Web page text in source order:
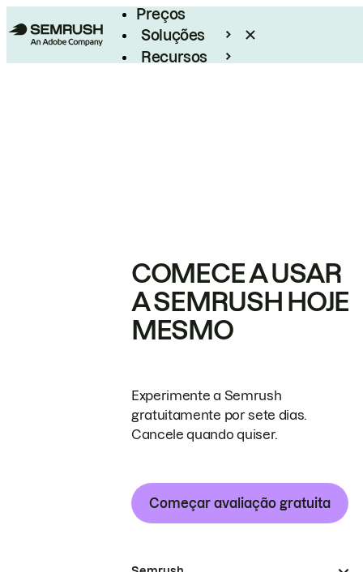
Preços
Soluções
Recursos
COMECE A USAR
A SEMRUSH HOJE
MESMO
Experimente a Semrush
gratuitamente por sete dias.
Cancele quando quiser.
Começar avaliação gratuita